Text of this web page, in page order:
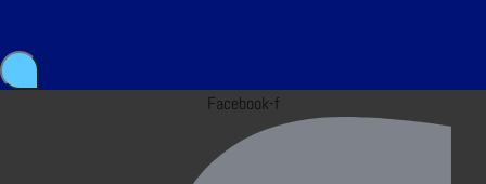
Facebook-f